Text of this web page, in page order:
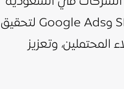
على استراتيجية تجمع بين SEO وGoogle Ads لتحقيق
المحتملين، وتعزيز